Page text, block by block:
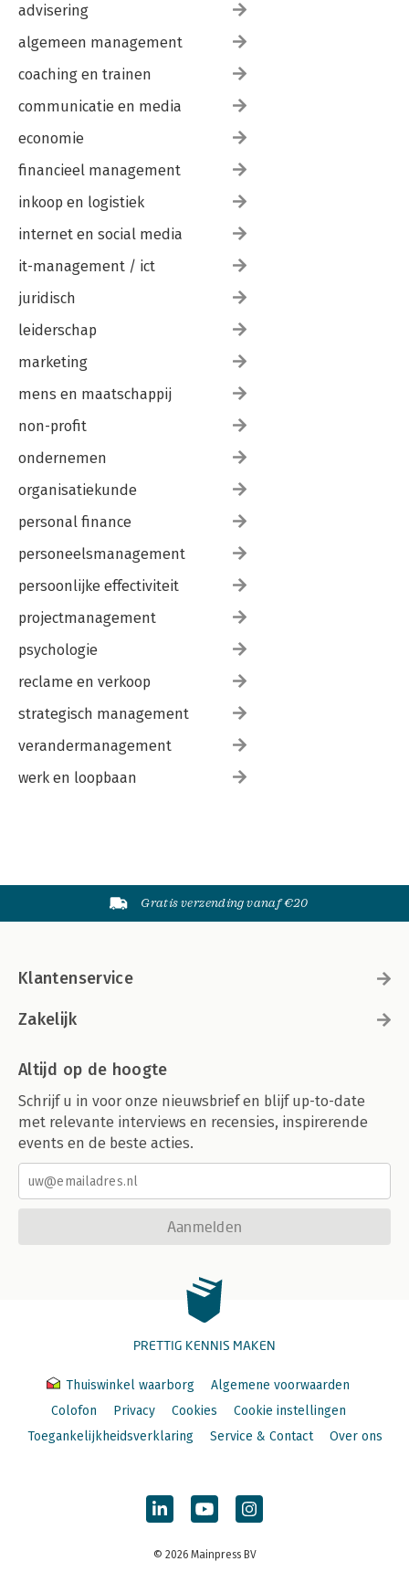
advisering
algemeen management
coaching en trainen
communicatie en media
economie
financieel management
inkoop en logistiek
internet en social media
it-management / ict
juridisch
leiderschap
marketing
mens en maatschappij
non-profit
ondernemen
organisatiekunde
personal finance
personeelsmanagement
persoonlijke effectiviteit
projectmanagement
psychologie
reclame en verkoop
strategisch management
verandermanagement
werk en loopbaan
Gratis verzending vanaf €20
Klantenservice
Zakelijk
Altijd op de hoogte
Schrijf u in voor onze nieuwsbrief en blijf up-to-date
met relevante interviews en recensies, inspirerende
events en de beste acties.
Aanmelden
PRETTIG KENNIS MAKEN
Thuiswinkel waarborg
Algemene voorwaarden
Colofon
Privacy Cookies
Cookie instellingen
Toegankelijkheidsverklaring
Service & Contact Over ons
© 2026 Mainpress BV